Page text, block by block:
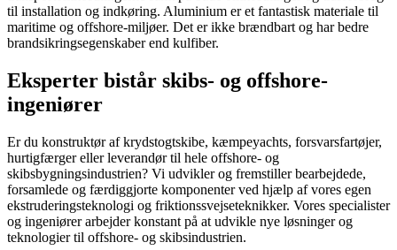
til installation og indkøring. Aluminium er et fantastisk materiale til
maritime og offshore-miljøer. Det er ikke brændbart og har bedre
brandsikringsegenskaber end kulfiber.
Eksperter bistår skibs- og offshore-
ingeniører
Er du konstruktør af krydstogtskibe, kæmpeyachts, forsvarsfartøjer,
hurtigfærger eller leverandør til hele offshore- og
skibsbygningsindustrien? Vi udvikler og fremstiller bearbejdede,
forsamlede og færdiggjorte komponenter ved hjælp af vores egen
ekstruderingsteknologi og friktionssvejseteknikker. Vores specialister
og ingeniører arbejder konstant på at udvikle nye løsninger og
teknologier til offshore- og skibsindustrien.